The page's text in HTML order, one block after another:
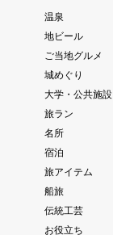
温泉
地ビール
ご当地グルメ
城めぐり
大学・公共施設
旅ラン
名所
宿泊
旅アイテム
船旅
伝統工芸
お役立ち